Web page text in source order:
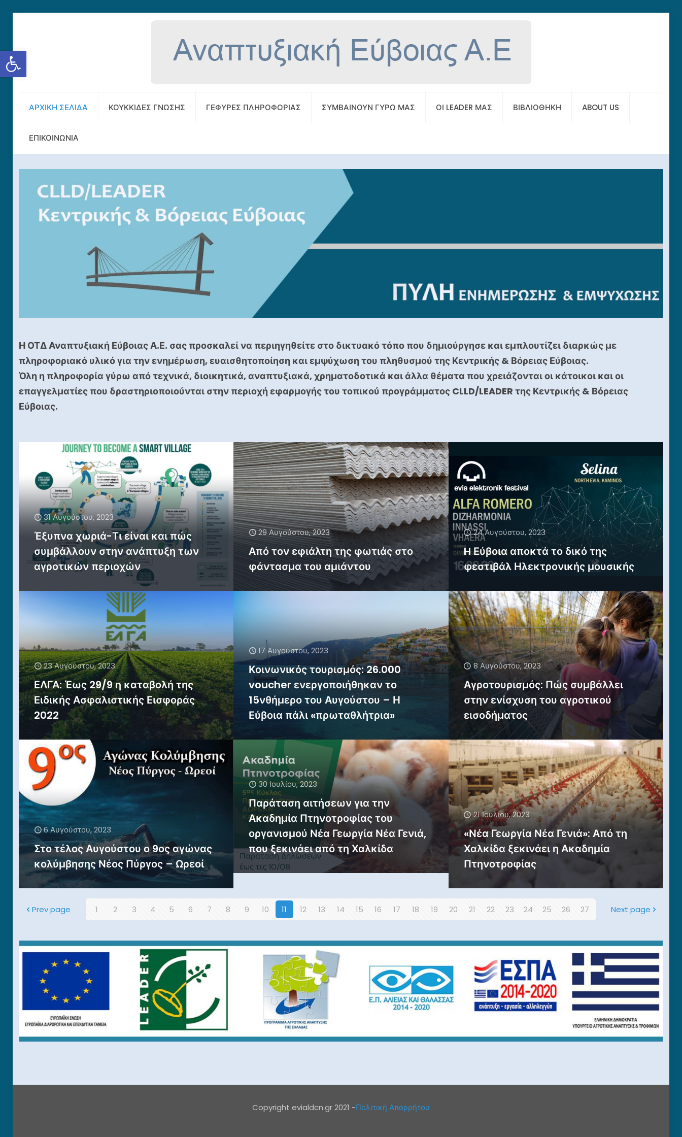
Ανοίξτε τη γραμμή εργαλείων
ΑΡΧΙΚΗ ΣΕΛΙΔΑ ΚΟΥΚΚΙΔΕΣ ΓΝΩΣΗΣ ΓΕΦΥΡΕΣ ΠΛΗΡΟΦΟΡΙΑΣ ΣΥΜΒΑΙΝΟΥΝ ΓΥΡΩ ΜΑΣ ΟΙ LEADER ΜΑΣ ΒΙΒΛΙΟΘΗΚΗ ABOUT US
ΕΠΙΚΟΙΝΩΝΙΑ
Η ΟΤΔ Αναπτυξιακή Εύβοιας Α.Ε. σας προσκαλεί να περιηγηθείτε στο δικτυακό τόπο που δημιούργησε και εμπλουτίζει διαρκώς με
πληροφοριακό υλικό για την ενημέρωση, ευαισθητοποίηση και εμψύχωση του πληθυσμού της Κεντρικής & Βόρειας Εύβοιας.
Όλη η πληροφορία γύρω από τεχνικά, διοικητικά, αναπτυξιακά, χρηματοδοτικά και άλλα θέματα που χρειάζονται οι κάτοικοι και οι
επαγγελματίες που δραστηριοποιούνται στην περιοχή εφαρμογής του τοπικού προγράμματος CLLD/LEADER της Κεντρικής & Βόρειας
Εύβοιας.
31 Αυγούστου, 2023
Έξυπνα χωριά-Τι είναι και πώς
συμβάλλουν στην ανάπτυξη των
αγροτικών περιοχών
29 Αυγούστου, 2023
Από τον εφιάλτη της φωτιάς στο
φάντασμα του αμιάντου
24 Αυγούστου, 2023
H Εύβοια αποκτά το δικό της
φεστιβάλ Ηλεκτρονικής μουσικής
23 Αυγούστου, 2023
ΕΛΓΑ: Έως 29/9 η καταβολή της
Ειδικής Ασφαλιστικής Εισφοράς
2022
17 Αυγούστου, 2023
Κοινωνικός τουρισμός: 26.000
voucher ενεργοποιήθηκαν το
15νθήμερο του Αυγούστου – Η
Εύβοια πάλι «πρωταθλήτρια»
8 Αυγούστου, 2023
Αγροτουρισμός: Πώς συμβάλλει
στην ενίσχυση του αγροτικού
εισοδήματος
6 Αυγούστου, 2023
Στο τέλος Αυγούστου ο 9ος αγώνας
κολύμβησης Νέος Πύργος – Ωρεοί
30 Ιουλίου, 2023
Παράταση αιτήσεων για την
Ακαδημία Πτηνοτροφίας του
οργανισμού Νέα Γεωργία Νέα Γενιά,
που ξεκινάει από τη Χαλκίδα
21 Ιουλίου, 2023
«Νέα Γεωργία Νέα Γενιά»: Από τη
Χαλκίδα ξεκινάει η Ακαδημία
Πτηνοτροφίας
Prev page 1 2 3 4 5 6 7 8 9 10 11 12 13 14 15 16 17 18 19 20 21 22 23 24 25 26 27 Next page
Copyright evialdcn.gr 2021 -Πολιτική Απορρήτου